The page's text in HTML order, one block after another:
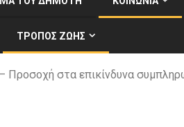
ΤΡΟΠΟΣ ΖΩΗΣ
Προσοχή στα επικίνδυνα